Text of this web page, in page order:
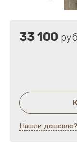
с украшениями
33 100
Нашли